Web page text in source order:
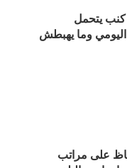
يتحمل
اليومي وما يهبطش
على مراتب